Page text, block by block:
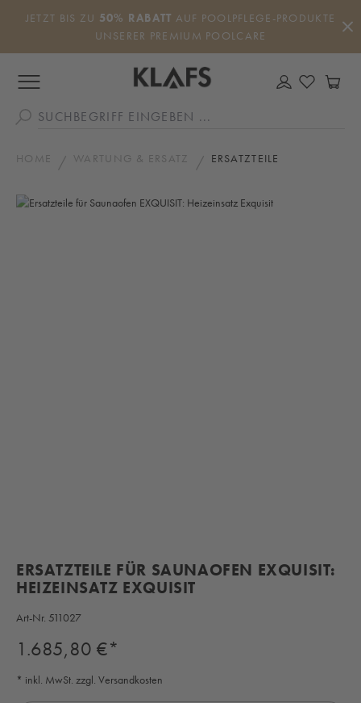
Zum Hauptinhalt springen
JETZT BIS ZU 50% RABATT AUF POOLPFLEGE-PRODUKTE
UNSERER PREMIUM POOLCARE
DU
HOME WARTUNG & ERSATZ ERSATZTEILE
Bildergalerie überspringen
ERSATZTEILE FÜR SAUNAOFEN EXQUISIT:
HEIZEINSATZ EXQUISIT
Art-Nr. 511027
Regulärer Preis:
1.685,80 €*
* inkl. MwSt. zzgl. Versandkosten